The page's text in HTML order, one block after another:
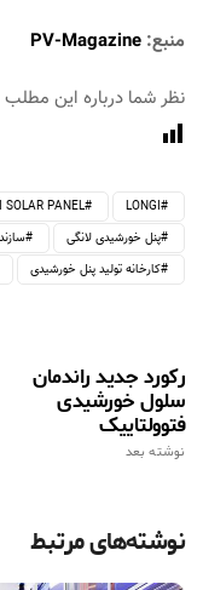
منبع: PV-Magazine
نظر شما درباره این
LONGI
SOLAR PANEL
پنل خورشیدی لانگی
کارخانه تولید پنل خورشیدی
رکورد جدید راندمان
سلول خورشیدی
فتوولتاییک
نوشته بعد
نوشته‌های مرتبط